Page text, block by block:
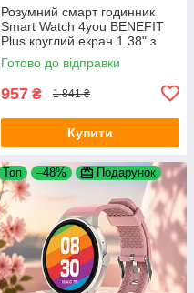
Розумний смарт годинник
Smart Watch 4you BENEFIT
Plus круглий екран 1.38" з
функцією дзвінків перегляд
повідомлень Marine Green
Готово до відправки
957 ₴ 1 841 ₴
Купити
Топ –48% Подарунок